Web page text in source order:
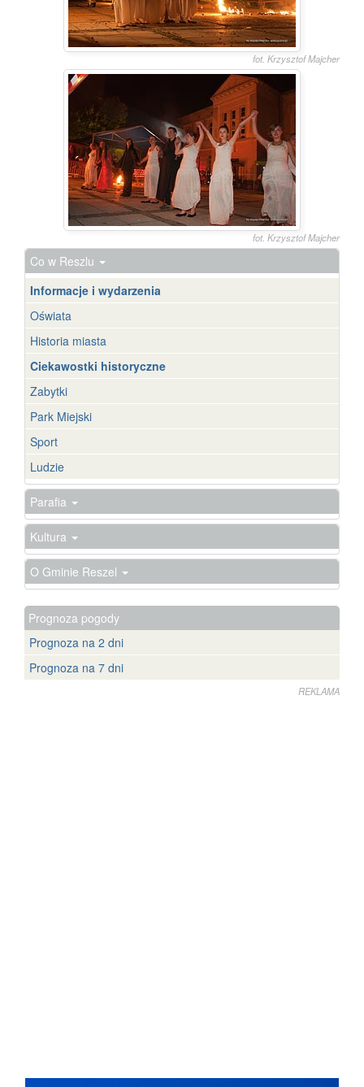
fot. Krzysztof Majcher
fot. Krzysztof Majcher
Co w Reszlu
Informacje i wydarzenia
Oświata
Historia miasta
Ciekawostki historyczne
Zabytki
Park Miejski
Sport
Ludzie
Parafia
Kultura
O Gminie Reszel
Prognoza pogody
Prognoza na 2 dni
Prognoza na 7 dni
REKLAMA